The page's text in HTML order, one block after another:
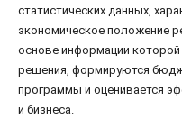
статистических данных,
экономическое положение
основе информации
решения, формируются
программы и оценивается
и бизнеса.